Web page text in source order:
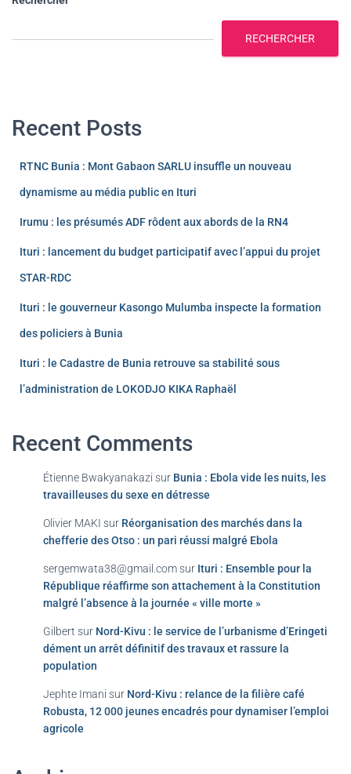
RECHERCHER
Recent Posts
RTNC Bunia : Mont Gabaon SARLU insuffle un nouveau
dynamisme au média public en Ituri
Irumu : les présumés ADF rôdent aux abords de la RN4
Ituri : lancement du budget participatif avec l’appui du projet
STAR-RDC
Ituri : le gouverneur Kasongo Mulumba inspecte la formation
des policiers à Bunia
Ituri : le Cadastre de Bunia retrouve sa stabilité sous
l’administration de LOKODJO KIKA Raphaël
Recent Comments
Étienne Bwakyanakazi sur Bunia : Ebola vide les nuits, les
travailleuses du sexe en détresse
Olivier MAKI sur Réorganisation des marchés dans la
chefferie des Otso : un pari réussi malgré Ebola
sergemwata38@gmail.comsur Ituri : Ensemble pour la
République réaffirme son attachement à la Constitution
malgré l’absence à la journée « ville morte »
Gilbert sur Nord-Kivu : le service de l’urbanisme d’Eringeti
dément un arrêt définitif des travaux et rassure la
population
Jephte Imani sur Nord-Kivu : relance de la filière café
Robusta, 12 000 jeunes encadrés pour dynamiser l’emploi
agricole